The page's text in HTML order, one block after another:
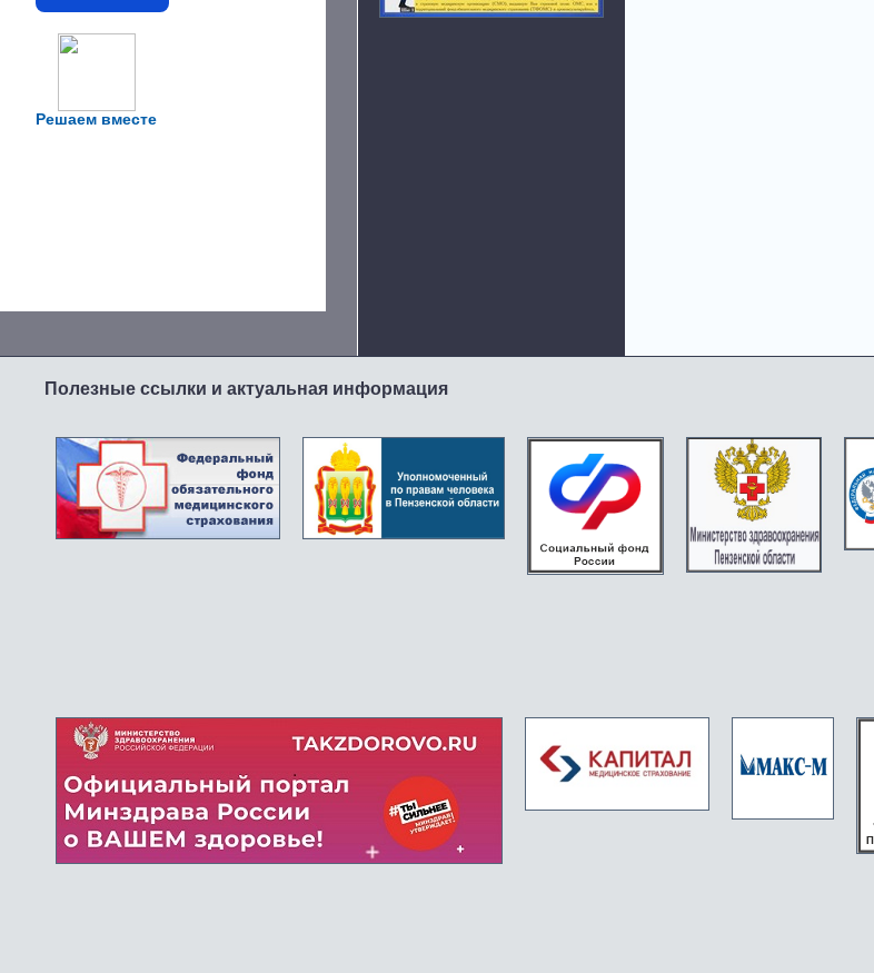
Решаем вместе
Полезные ссылки и актуальная информация